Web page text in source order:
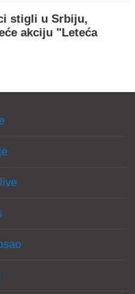
stigli u Srbiju,
akciju "Leteća